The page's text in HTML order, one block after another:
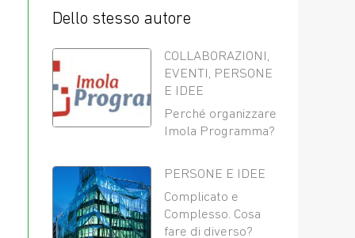
Dello stesso autore
COLLABORAZIONI ,
EVENTI , PERSONE
E IDEE
Perché organizzare
Imola Programma?
PERSONE E IDEE
Complicato e
Complesso. Cosa
fare di diverso?